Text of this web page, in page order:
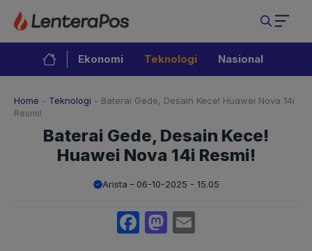
Langsung
isi
Ekonomi Teknologi Nasional
Home - Teknologi - Baterai Gede, Desain Kece! Huawei Nova 14i
Resmi!
Baterai Gede, Desain Kece!
Huawei Nova 14i Resmi!
Arista 06-10-2025 - 15.05
Facebook
Mastodon